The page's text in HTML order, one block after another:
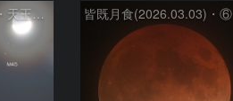
2026/3/23 月・M45・天王星の接近 皆既月食(2026.03.03)・⑥